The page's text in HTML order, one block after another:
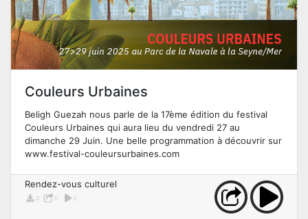
Couleurs Urbaines
Beligh Guezah nous parle de la 17ème édition du festival
Couleurs Urbaines qui aura lieu du vendredi 27 au
dimanche 29 Juin. Une belle programmation à découvrir sur
www.festival-couleursurbaines.com
Rendez-vous culturel
0 0 3